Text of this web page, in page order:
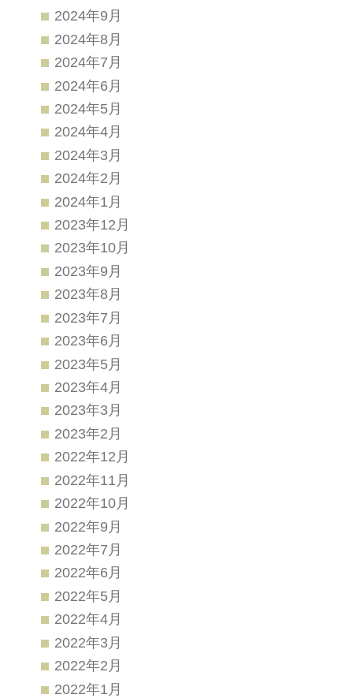
2024年9月
2024年8月
2024年7月
2024年6月
2024年5月
2024年4月
2024年3月
2024年2月
2024年1月
2023年12月
2023年10月
2023年9月
2023年8月
2023年7月
2023年6月
2023年5月
2023年4月
2023年3月
2023年2月
2022年12月
2022年11月
2022年10月
2022年9月
2022年7月
2022年6月
2022年5月
2022年4月
2022年3月
2022年2月
2022年1月